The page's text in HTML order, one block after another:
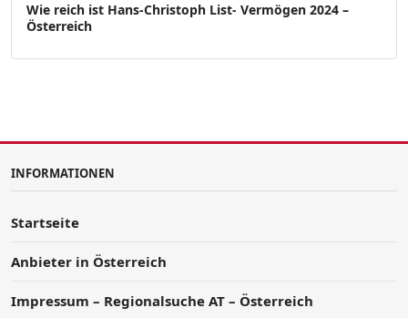
Wie reich ist Hans-Christoph List- Vermögen 2024 –
Österreich
INFORMATIONEN
Startseite
Anbieter in Österreich
Impressum – Regionalsuche AT – Österreich